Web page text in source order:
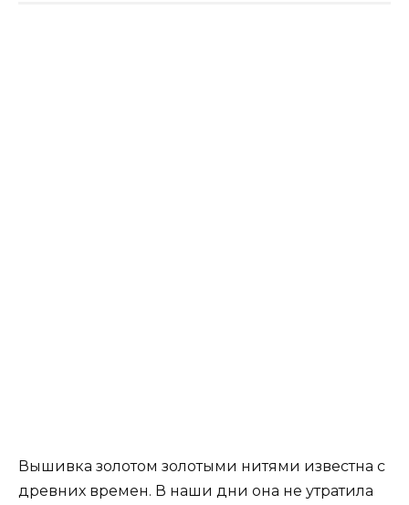
Вышивка золотом золотыми нитями известна с
древних времен. В наши дни она не утратила